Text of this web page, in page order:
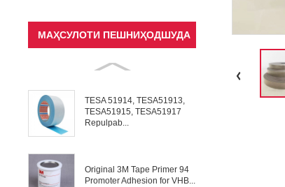
МАҲСУЛОТИ ПЕШНИҲОДШУДА
TESA 51914, TESA51913,
TESA51915, TESA51917
Repulpab...
Original 3M Tape Primer 94
Promoter Adhesion for VHB...